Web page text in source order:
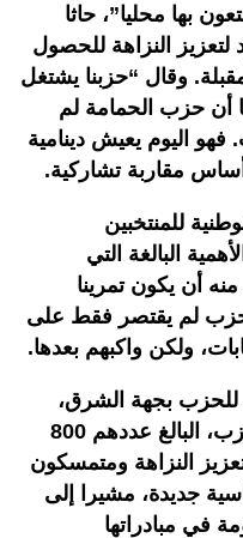
بها محليا”، حاثا
لتعزيز النزاهة للحصول
وقال “حزبنا يشتغل
أن حزب الحمامة لم
اليوم يعيش دينامية
مقاربة تشاركية.
للمنتخبين
البالغة التي
أن يكون تمرينا
لم يقتصر فقط على
ولكن واكبهم بعدها.
للحزب بجهة الشرق،
محمد أوجار، إلى أن منتخبي الحزب، البالغ عددهم 800
النزاهة ومتمسكون
جديدة، مشيرا إلى
في مبادراتها